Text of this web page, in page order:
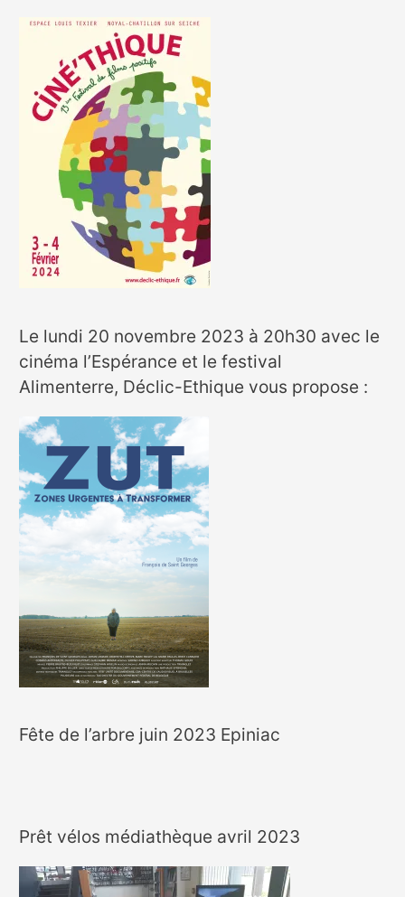
Le lundi 20 novembre 2023 à 20h30 avec le
cinéma l’Espérance et le festival
Alimenterre, Déclic-Ethique vous propose :
Fête de l’arbre juin 2023 Epiniac
Prêt vélos médiathèque avril 2023